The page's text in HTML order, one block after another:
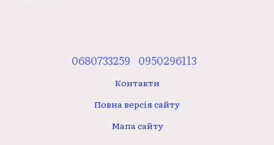
0680733259 0950296113
Контакти
Повна версія сайту
Мапа сайту